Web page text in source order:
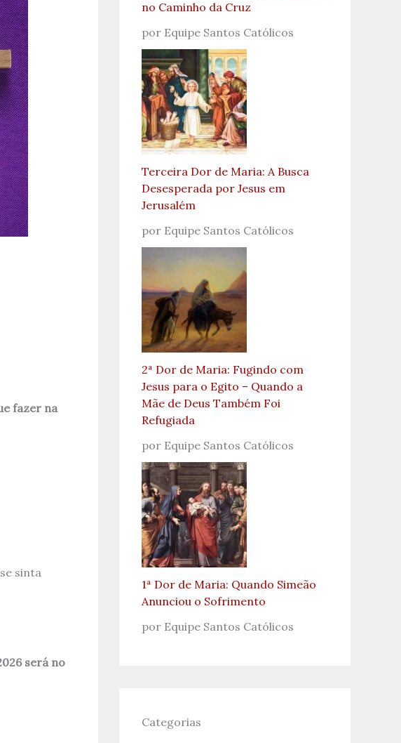
fazer na
sinta
será no
no Caminho da Cruz
por Equipe Santos Católicos
Terceira Dor de Maria: A Busca
Desesperada por Jesus em
Jerusalém
por Equipe Santos Católicos
2ª Dor de Maria: Fugindo com
Jesus para o Egito – Quando a
Mãe de Deus Também Foi
Refugiada
por Equipe Santos Católicos
1ª Dor de Maria: Quando Simeão
Anunciou o Sofrimento
por Equipe Santos Católicos
Categorias